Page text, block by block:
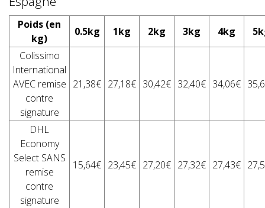
Poids (en
kg)
0.5kg 1kg 2kg 3kg 4kg
Colissimo
International
AVEC remise
contre
signature
21,38€ 27,18€ 30,42€ 32,40€ 34,06€
DHL
Economy
Select SANS
remise
contre
signature
15,64€ 23,45€ 27,20€ 27,32€ 27,43€